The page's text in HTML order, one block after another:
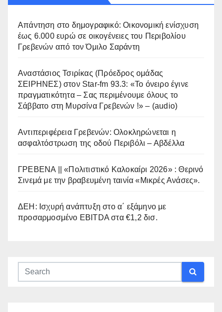
Απάντηση στο δημογραφικό: Οικονομική ενίσχυση
έως 6.000 ευρώ σε οικογένειες του Περιβολίου
Γρεβενών από τον Όμιλο Σαράντη
Αναστάσιος Τσιρίκας (Πρόεδρος ομάδας
ΣΕΙΡΗΝΕΣ) στον Star-fm 93.3: «Το όνειρο έγινε
πραγματικότητα – Σας περιμένουμε όλους το
Σάββατο στη Μυρσίνα Γρεβενών !» – (audio)
Αντιπεριφέρεια Γρεβενών: Ολοκληρώνεται η
ασφαλτόστρωση της οδού Περιβόλι – Αβδέλλα
ΓΡΕΒΕΝΑ || «Πολιτιστικό Καλοκαίρι 2026» : Θερινό
Σινεμά με την βραβευμένη ταινία «Μικρές Ανάσες».
ΔΕΗ: Ισχυρή ανάπτυξη στο α΄ εξάμηνο με
προσαρμοσμένο EBITDA στα €1,2 δισ.